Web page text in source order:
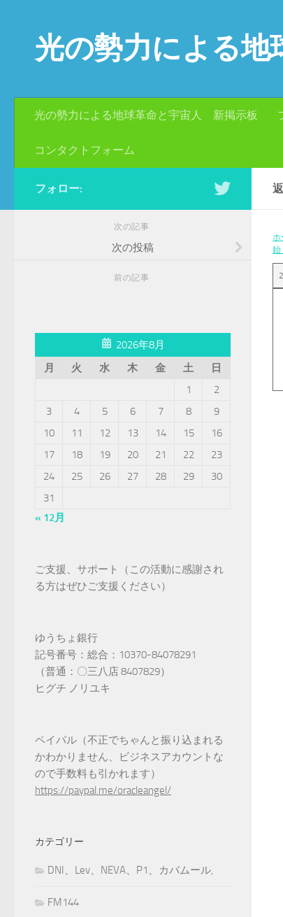
光の勢力による地
光の勢力による地球革命と宇宙人 新掲示板
コンタクトフォーム
ホ
始
フォロー:
次の記事
次の投稿
前の記事
2026年8月
月
火 水 木 金 土
日
1
2
3
4 5 6 7 8
9
10
11 12 13 14 15
16
17
18 19 20 21 22
23
24
25 26 27 28 29
30
31
« 12月
ご支援、サポート（この活動に感謝され
る方はぜひご支援ください）
ゆうちょ銀行
記号番号：総合：10370-84078291
（普通：〇三八店 8407829）
ヒグチ ノリユキ
ペイパル（不正でちゃんと振り込まれる
かわかりません、ビジネスアカウントな
ので手数料も引かれます）
https://paypal.me/oracleangel/
カテゴリー
DNI、Lev、NEVA、P1、カバムール,
FM144